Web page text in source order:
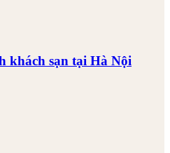
khách sạn tại Hà Nội